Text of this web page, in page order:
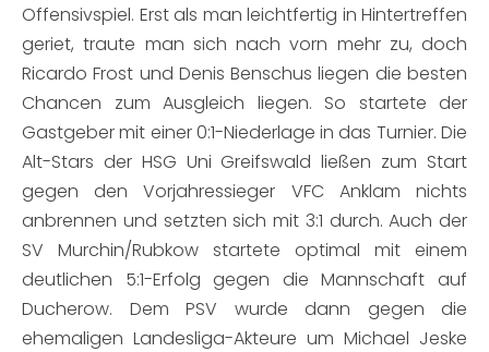
Offensivspiel. Erst als man leichtfertig in Hintertreffen
geriet, traute man sich nach vorn mehr zu, doch
Ricardo Frost und Denis Benschus liegen die besten
Chancen zum Ausgleich liegen. So startete der
Gastgeber mit einer 0:1-Niederlage in das Turnier. Die
Alt-Stars der HSG Uni Greifswald ließen zum Start
gegen den Vorjahressieger VFC Anklam nichts
anbrennen und setzten sich mit 3:1 durch. Auch der
SV Murchin/Rubkow startete optimal mit einem
deutlichen 5:1-Erfolg gegen die Mannschaft auf
Ducherow. Dem PSV wurde dann gegen die
ehemaligen Landesliga-Akteure um Michael Jeske